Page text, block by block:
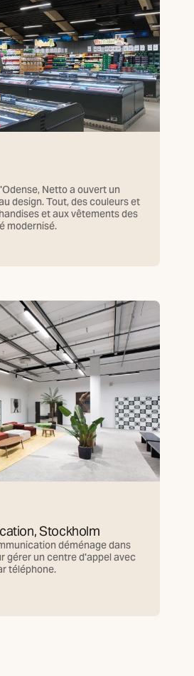
Netto a ouvert un
design. Tout, des couleurs et
et aux vêtements des
modernisé.
Stockholm
déménage dans
gérer un centre d'appel avec
téléphone.